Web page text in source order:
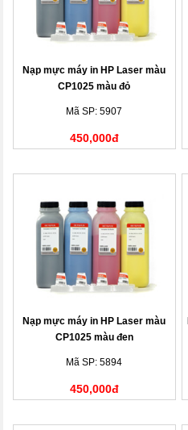
Nạp mực máy in HP Laser màu
CP1025 màu đỏ
Mã SP: 5907
450,000đ
Nạp mực máy in HP Laser màu
CP1025 màu đen
Mã SP: 5894
450,000đ